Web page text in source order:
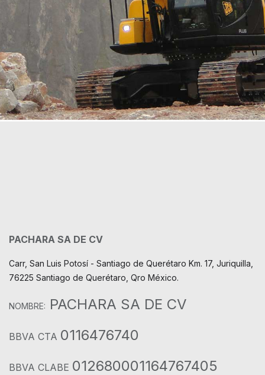
PACHARA SA DE CV
Carr, San Luis Potosí - Santiago de Querétaro Km. 17, Juriquilla,
76225 Santiago de Querétaro, Qro México.
NOMBRE: PACHARA SA DE CV
BBVA CTA 0116476740
BBVA CLABE 012680001164767405